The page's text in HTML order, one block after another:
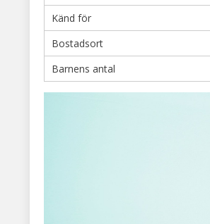
Känd för
Bostadsort
Barnens antal